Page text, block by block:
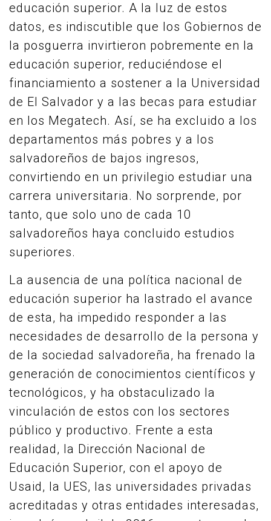
educación superior. A la luz de estos
datos, es indiscutible que los Gobiernos de
la posguerra invirtieron pobremente en la
educación superior, reduciéndose el
financiamiento a sostener a la Universidad
de El Salvador y a las becas para estudiar
en los Megatech. Así, se ha excluido a los
departamentos más pobres y a los
salvadoreños de bajos ingresos,
convirtiendo en un privilegio estudiar una
carrera universitaria. No sorprende, por
tanto, que solo uno de cada 10
salvadoreños haya concluido estudios
superiores.
La ausencia de una política nacional de
educación superior ha lastrado el avance
de esta, ha impedido responder a las
necesidades de desarrollo de la persona y
de la sociedad salvadoreña, ha frenado la
generación de conocimientos científicos y
tecnológicos, y ha obstaculizado la
vinculación de estos con los sectores
público y productivo. Frente a esta
realidad, la Dirección Nacional de
Educación Superior, con el apoyo de
Usaid, la UES, las universidades privadas
acreditadas y otras entidades interesadas,